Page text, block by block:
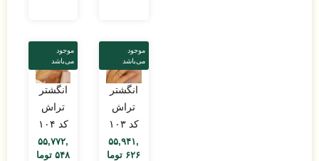
موجود
می‌باشد
انگشتر
تراش
کد ۱۰۳
۵۵,۹۴۱,
۶۲۶ توما
موجود
می‌باشد
انگشتر
تراش
کد ۱۰۴
۵۵,۷۷۲,
۵۴۸ توما